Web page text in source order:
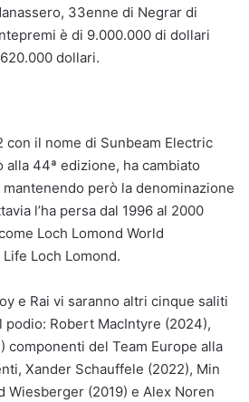
33enne di Negrar di
è di 9.000.000 di dollari
dollari.
con il nome di Sunbeam Electric
alla 44ª edizione, ha cambiato
però la denominazione
l’ha persa dal 1996 al 2000
Loch Lomond World
Loch Lomond.
e Rai vi saranno altri cinque saliti
podio: Robert MacIntyre (2024),
componenti del Team Europe alla
Xander Schauffele (2022), Min
Wiesberger (2019) e Alex Noren